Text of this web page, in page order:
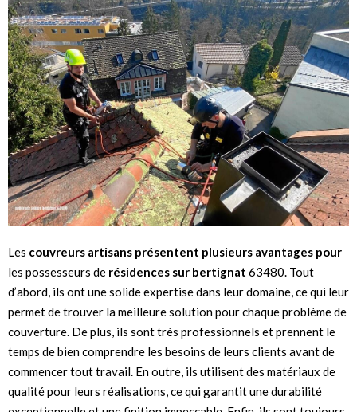
Les couvreurs artisans présentent plusieurs avantages pour
les possesseurs de résidences sur bertignat 63480. Tout
d’abord, ils ont une solide expertise dans leur domaine, ce qui leur
permet de trouver la meilleure solution pour chaque problème de
couverture. De plus, ils sont très professionnels et prennent le
temps de bien comprendre les besoins de leurs clients avant de
commencer tout travail. En outre, ils utilisent des matériaux de
qualité pour leurs réalisations, ce qui garantit une durabilité